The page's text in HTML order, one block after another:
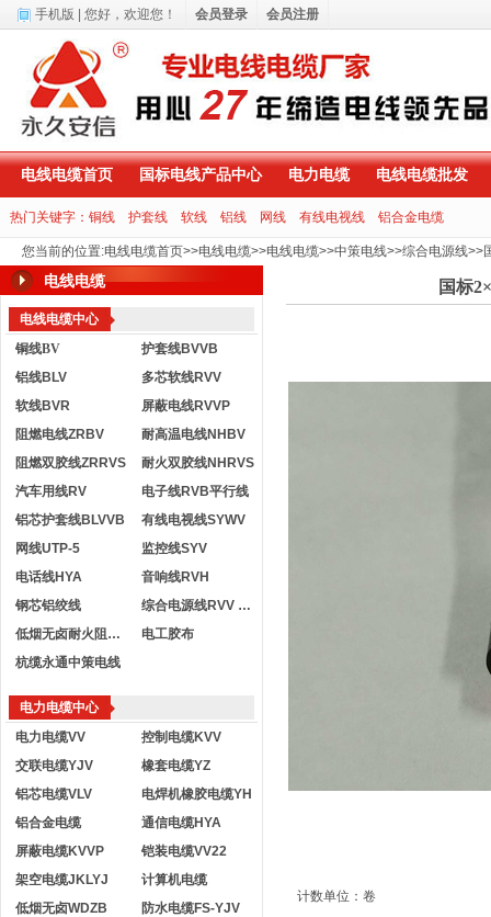
电线电缆首页 国标电线产品中心 电力电缆 电线电缆批发
热门关键字： 铜线 护套线 软线 铝线 网线 有线电视线 铝合金电缆
您当前的位置:电线电缆首页>>电线电缆>>电线电缆>>中策电线>>综合电源线>>
电线电缆
电线电缆中心
铜线BV
护套线BVVB
铝线BLV
多芯软线RVV
软线BVR
屏蔽电线RVVP
阻燃电线ZRBV
耐高温电线NHBV
阻燃双胶线ZRRVS
耐火双胶线NHRVS
汽车用线RV
电子线RVB平行线
铝芯护套线BLVVB
有线电视线SYWV
网线UTP-5
监控线SYV
电话线HYA
音响线RVH
钢芯铝绞线
综合电源线RVV KVVR
低烟无卤耐火阻燃电线
电工胶布
杭缆永通中策电线
电力电缆中心
电力电缆VV
控制电缆KVV
交联电缆YJV
橡套电缆YZ
铝芯电缆VLV
电焊机橡胶电缆YH
铝合金电缆
通信电缆HYA
屏蔽电缆KVVP
铠装电缆VV22
架空电缆JKLYJ
计算机电缆
低烟无卤WDZB
防水电缆FS-YJV
国标
计数单位：卷
手机版 | 您好， 欢迎您！ 会员登录 会员注册